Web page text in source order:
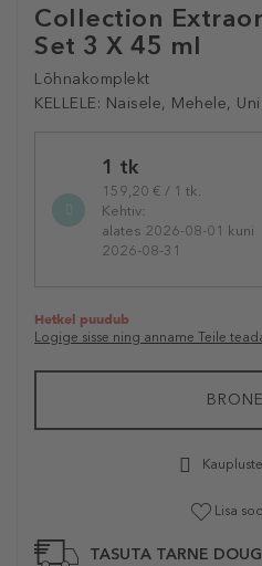
Collection
Set 3 X 45 ml
Lõhnakomplekt
KELLELE: Naisele, Mehele,
variation1 tk
159,20 € / 1 tk.
Kehtiv:
alates 2026-08-01 kuni
2026-08-31
Hetkel puudub
Logige sisse ning anname Teile
Lisa
TASUTA TARNE